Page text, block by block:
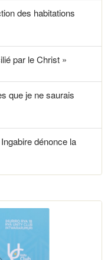
des habitations
par le Christ »
que je ne saurais
dénonce la